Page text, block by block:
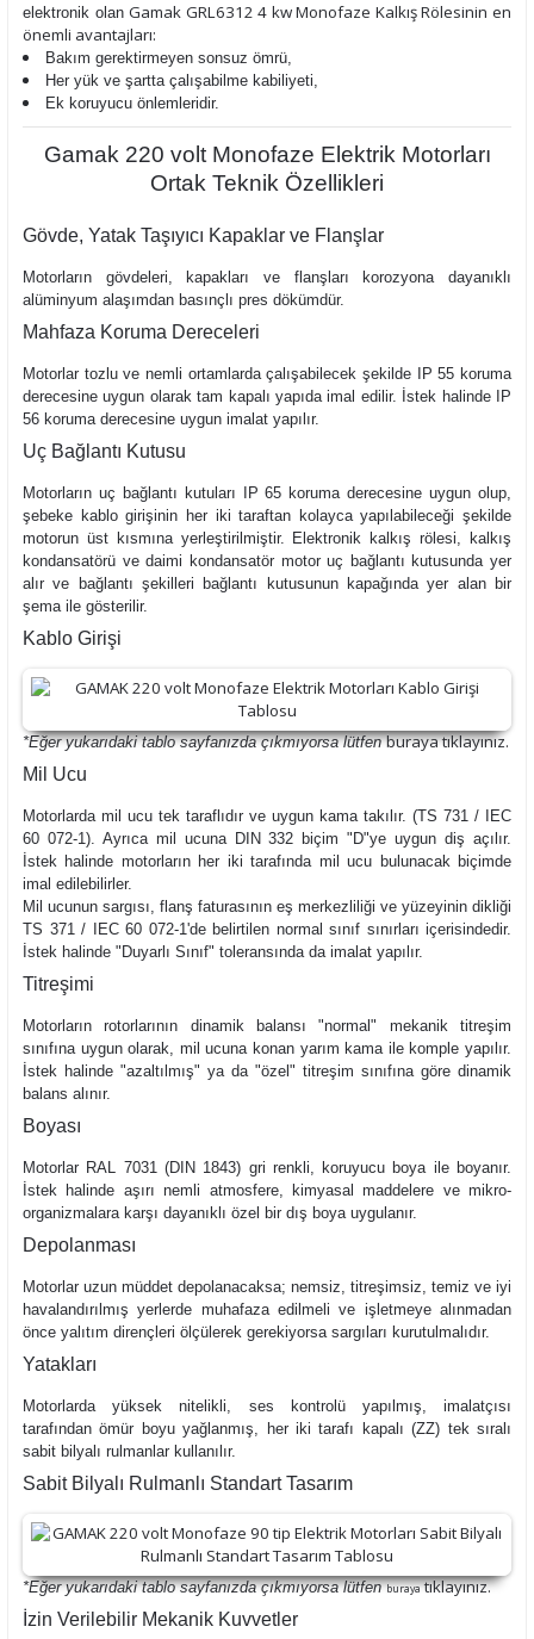
elektronik olanGamak GRL6312 4 kw Monofaze Kalkış Rölesinin en
önemli avantajları:
Bakım gerektirmeyen sonsuz ömrü,
Her yük ve şartta çalışabilme kabiliyeti,
Ek koruyucu önlemleridir.
Gamak 220 volt Monofaze Elektrik Motorları
Ortak Teknik Özellikleri
Gövde, Yatak Taşıyıcı Kapaklar ve Flanşlar
Motorların gövdeleri, kapakları ve flanşları korozyona dayanıklı
alüminyum alaşımdan basınçlı pres dökümdür.
Mahfaza Koruma Dereceleri
Motorlar tozlu ve nemli ortamlarda çalışabilecek şekilde IP 55 koruma
derecesine uygun olarak tam kapalı yapıda imal edilir. İstek halinde IP
56 koruma derecesine uygun imalat yapılır.
Uç Bağlantı Kutusu
Motorların uç bağlantı kutuları IP 65 koruma derecesine uygun olup,
şebeke kablo girişinin her iki taraftan kolayca yapılabileceği şekilde
motorun üst kısmına yerleştirilmiştir. Elektronik kalkış rölesi, kalkış
kondansatörü ve daimi kondansatör motor uç bağlantı kutusunda yer
alır ve bağlantı şekilleri bağlantı kutusunun kapağında yer alan bir
şema ile gösterilir.
Kablo Girişi
*Eğer yukarıdaki tablo sayfanızda çıkmıyorsa lütfenburayatıklayınız.
Mil Ucu
Motorlarda mil ucu tek taraflıdır ve uygun kama takılır. (TS 731 / IEC
60 072-1). Ayrıca mil ucuna DIN 332 biçim "D"ye uygun diş açılır.
İstek halinde motorların her iki tarafında mil ucu bulunacak biçimde
imal edilebilirler.
Mil ucunun sargısı, flanş faturasının eş merkezliliği ve yüzeyinin dikliği
TS 371 / IEC 60 072-1'de belirtilen normal sınıf sınırları içerisindedir.
İstek halinde "Duyarlı Sınıf" toleransında da imalat yapılır.
Titreşimi
Motorların rotorlarının dinamik balansı "normal" mekanik titreşim
sınıfına uygun olarak, mil ucuna konan yarım kama ile komple yapılır.
İstek halinde "azaltılmış" ya da "özel" titreşim sınıfına göre dinamik
balans alınır.
Boyası
Motorlar RAL 7031 (DIN 1843) gri renkli, koruyucu boya ile boyanır.
İstek halinde aşırı nemli atmosfere, kimyasal maddelere ve mikro-
organizmalara karşı dayanıklı özel bir dış boya uygulanır.
Depolanması
Motorlar uzun müddet depolanacaksa; nemsiz, titreşimsiz, temiz ve iyi
havalandırılmış yerlerde muhafaza edilmeli ve işletmeye alınmadan
önce yalıtım dirençleri ölçülerek gerekiyorsa sargıları kurutulmalıdır.
Yatakları
Motorlarda yüksek nitelikli, ses kontrolü yapılmış, imalatçısı
tarafından ömür boyu yağlanmış, her iki tarafı kapalı (ZZ) tek sıralı
sabit bilyalı rulmanlar kullanılır.
Sabit Bilyalı Rulmanlı Standart Tasarım
*Eğer yukarıdaki tablo sayfanızda çıkmıyorsa lütfenburayatıklayınız.
İzin Verilebilir Mekanik Kuvvetler